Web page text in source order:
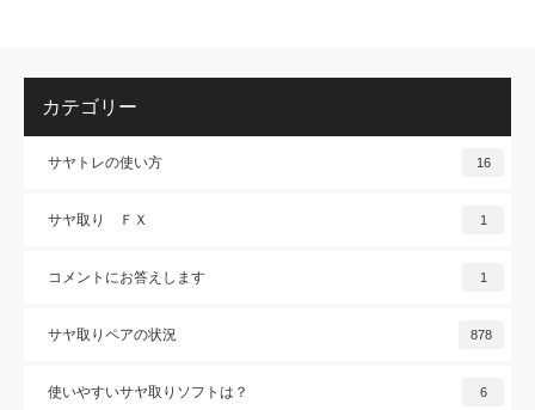
カテゴリー
サヤトレの使い方 16
サヤ取り ＦＸ 1
コメントにお答えします 1
サヤ取りペアの状況 878
使いやすいサヤ取りソフトは？ 6